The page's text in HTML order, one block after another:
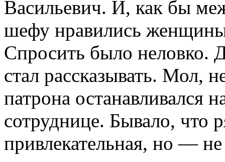
Васильевич. И, как бы
шефу нравились
Спросить было неловко.
стал рассказывать. Мол,
патрона останавливался
сотруднице. Бывало, что
привлекательная, но — не